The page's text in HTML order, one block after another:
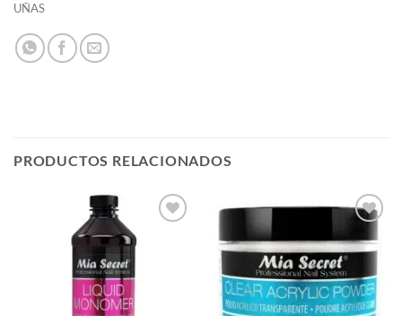
UÑAS
PRODUCTOS RELACIONADOS
a la
lista de